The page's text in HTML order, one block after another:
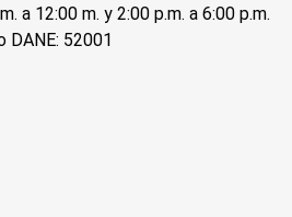
a 12:00 m. y 2:00 p.m. a 6:00 p.m.
DANE: 52001